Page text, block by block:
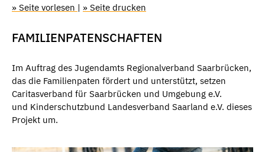
» Seite vorlesen | » Seite drucken
FAMILIENPATENSCHAFTEN
Im Auftrag des Jugendamts Regionalverband Saarbrücken,
das die Familienpaten fördert und unterstützt, setzen
Caritasverband für Saarbrücken und Umgebung e.V.
und Kinderschutzbund Landesverband Saarland e.V. dieses
Projekt um.